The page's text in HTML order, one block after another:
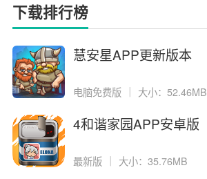
下载排行榜
慧安星APP更新版本
电脑免费版 ｜ 大小：52.46MB
4和谐家园APP安卓版
最新版 大小：35.76MB